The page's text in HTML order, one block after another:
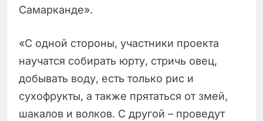
Самарканде».
«С одной стороны, участники проекта
научатся собирать юрту, стричь овец,
добывать воду, есть только рис и
сухофрукты, а также прятаться от змей,
шакалов и волков. С другой – проведут